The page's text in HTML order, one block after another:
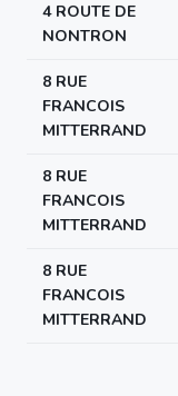
4 ROUTE DE
NONTRON
8 RUE
FRANCOIS
MITTERRAND
8 RUE
FRANCOIS
MITTERRAND
8 RUE
FRANCOIS
MITTERRAND